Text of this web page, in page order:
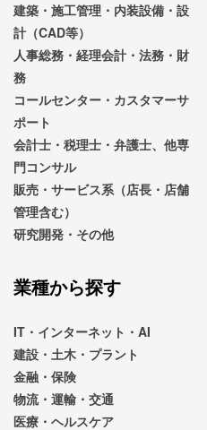
建築・施工管理・内装設備・設
計（CAD等）
人事総務・経理会計・法務・財
務
コールセンター・カスタマーサ
ポート
会計士・税理士・弁護士、他専
門コンサル
販売・サービス系（店長・店舗
管理含む）
研究開発・その他
業種から探す
IT・インターネット・AI
建設・土木・プラント
金融・保険
物流・運輸・交通
医療・ヘルスケア